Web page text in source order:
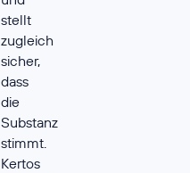
stellt
zugleich
sicher,
dass
die
Substanz
stimmt.
Kertos